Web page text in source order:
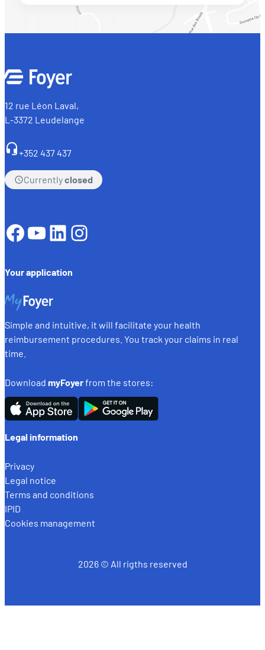
12 rue Léon Laval,
L-3372 Leudelange
+352 437 437
Currentlyclosed
Facebook
YouTube
LinkedIn
Instagram
Your application
Simple and intuitive, it will facilitate your health
reimbursement procedures. You track your claims in real
time.
Download myFoyerfrom the stores:
Legal information
Privacy
Legal notice
Terms and conditions
IPID
Cookies management
2026 © All rigths reserved